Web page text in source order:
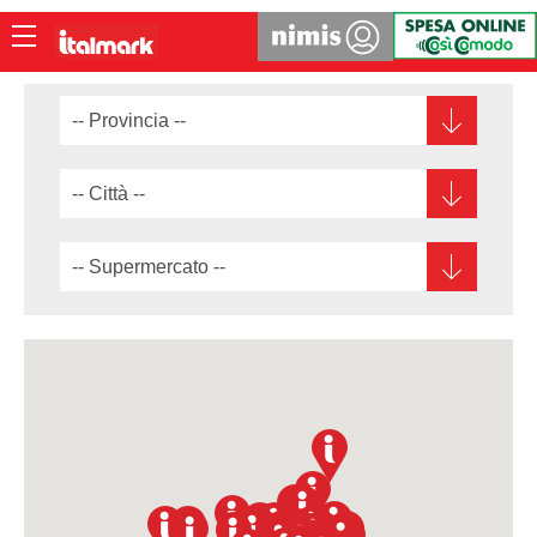
PASSWORD:
Via Fausto Cadeo, 56 - Boario Terme (BS)
Piazza Vittoria, 8/B - Brescia (BS)
Via Bagni/ via D'Azeglio, 4B - Brescia (BS)
Via Cefalonia, 77 - Brescia (BS)